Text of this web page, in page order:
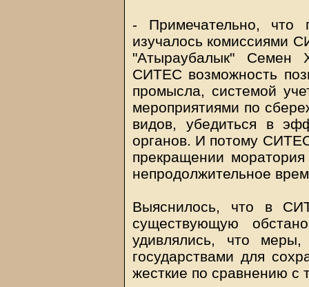
- Примечательно, что
изучалось комиссиями
"Атыраубалык" Семен
СИТЕС возможность
промысла, системой
мероприятиями по
видов, убедиться в
органов. И потому
прекращении
непродолжительное
Выяснилось, что в
существующую
удивлялись, что меры,
государствами для
жесткие по сравнению